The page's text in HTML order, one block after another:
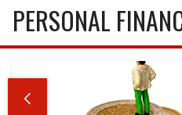
PERSONAL
